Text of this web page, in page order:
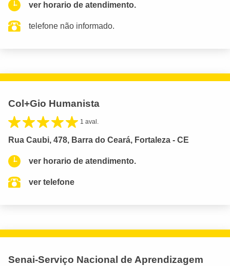
ver horario de atendimento.
telefone não informado.
Col+Gio Humanista
1 aval.
Rua Caubi, 478, Barra do Ceará, Fortaleza - CE
ver horario de atendimento.
ver telefone
Senai-Serviço Nacional de Aprendizagem